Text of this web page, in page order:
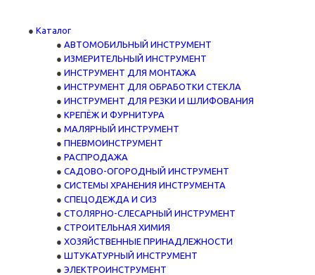
Каталог
АВТОМОБИЛЬНЫЙ ИНСТРУМЕНТ
ИЗМЕРИТЕЛЬНЫЙ ИНСТРУМЕНТ
ИНСТРУМЕНТ ДЛЯ МОНТАЖА
ИНСТРУМЕНТ ДЛЯ ОБРАБОТКИ СТЕКЛА
ИНСТРУМЕНТ ДЛЯ РЕЗКИ И ШЛИФОВАНИЯ
КРЕПЁЖ И ФУРНИТУРА
МАЛЯРНЫЙ ИНСТРУМЕНТ
ПНЕВМОИНСТРУМЕНТ
РАСПРОДАЖА
САДОВО-ОГОРОДНЫЙ ИНСТРУМЕНТ
СИСТЕМЫ ХРАНЕНИЯ ИНСТРУМЕНТА
СПЕЦОДЕЖДА И СИЗ
СТОЛЯРНО-СЛЕСАРНЫЙ ИНСТРУМЕНТ
СТРОИТЕЛЬНАЯ ХИМИЯ
ХОЗЯЙСТВЕННЫЕ ПРИНАДЛЕЖНОСТИ
ШТУКАТУРНЫЙ ИНСТРУМЕНТ
ЭЛЕКТРОИНСТРУМЕНТ